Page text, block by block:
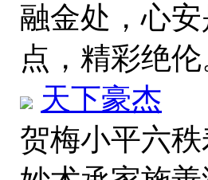
融金处，心
点，精彩绝
天下豪杰
贺梅小平六